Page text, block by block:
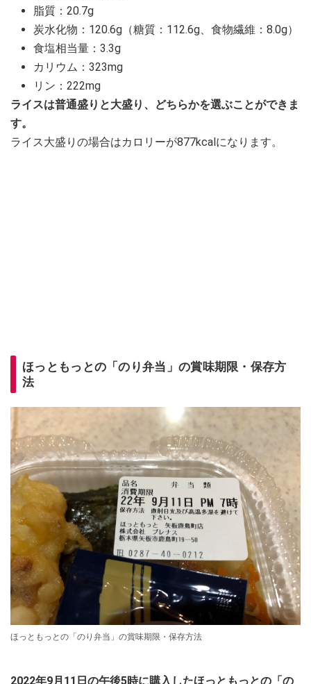
脂質：20.7g
炭水化物：120.6g（糖質：112.6g、食物繊維：8.0g）
食塩相当量：3.3g
カリウム：323mg
リン：222mg
ライスは普通盛りと大盛り、どちらかを選ぶことができま
す。
ライス大盛りの場合はカロリーが877kcalになります。
ほっともっとの「のり弁当」の賞味期限・保存方
法
ほっともっとの「のり弁当」の賞味期限・保存方法
2022年9月11日の午後5時に購入したほっともっとの「の